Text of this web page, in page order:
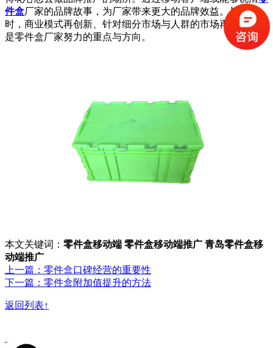
件盒厂家的品牌故事，为厂家带来更大的品牌效益。与此同
时，商业模式再创新、针对细分市场与人群的市场再创新等都
是零件盒厂家努力的重点与方向。
本文关键词： 零件盒移动端 零件盒移动端推广 青岛零件盒移
动端推广
上一篇：零件盒口碑经营的重要性
下一篇：零件盒附加值提升的方法
返回列表↑